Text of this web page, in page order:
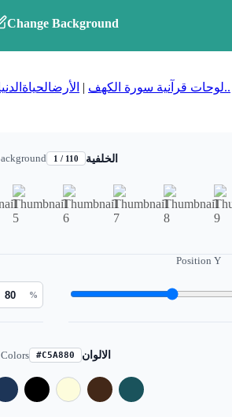
Change Background
لوحات قرآنية سورة الكهف | الأرضالحياة المزيد..
1 / 110 الخلفية
%
Position Y
Colors #C5A880 الالوان